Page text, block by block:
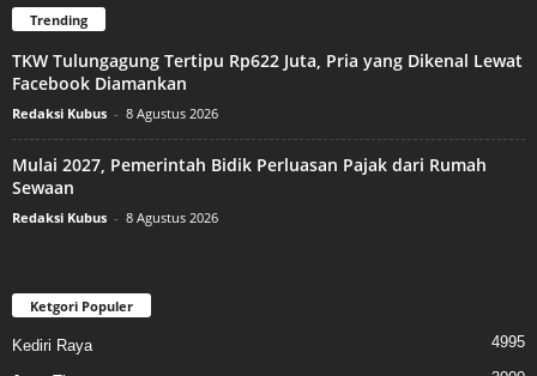
Trending
TKW Tulungagung Tertipu Rp622 Juta, Pria yang Dikenal Lewat
Facebook Diamankan
Redaksi Kubus - 8 Agustus 2026
Mulai 2027, Pemerintah Bidik Perluasan Pajak dari Rumah
Sewaan
Redaksi Kubus - 8 Agustus 2026
Ketgori Populer
Kediri Raya 4995